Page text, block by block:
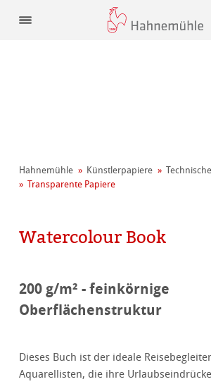
Hahnemühle Künstler­papiere
Transparente Papiere
Watercolour Book
200 g/m² - feinkörnige
Oberflächenstruktur
Dieses Buch ist der ideale
Aquarellisten, die ihre